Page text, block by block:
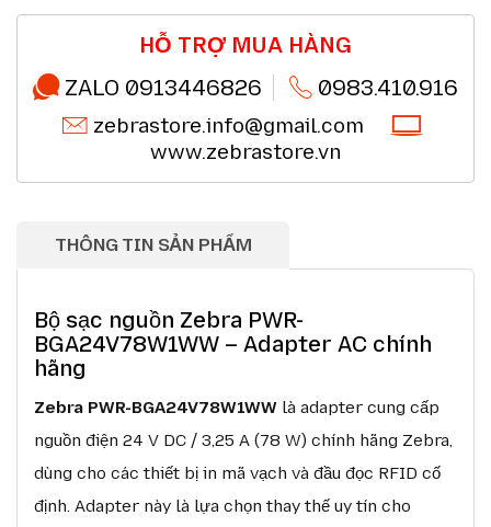
Đổi mới sản phẩm trong 7 ngày đầu (*) Chi tiết
Mua online - giao hàng nhanh chóng (*) Chi tiết
Chất lượng sản phẩm chính hãng CO,CQ (*)
Thanh toán chuyển khoản QRcode (*)
HỖ TRỢ MUA HÀNG
ZALO 0913446826
0983.410.916
zebrastore.info@gmail.com
www.zebrastore.vn
THÔNG TIN SẢN PHẨM
Bộ sạc nguồn Zebra PWR-
BGA24V78W1WW – Adapter AC chính
hãng
Zebra PWR-BGA24V78W1WW là adapter cung cấp
nguồn điện 24 V DC / 3,25 A (78 W) chính hãng Zebra,
dùng cho các thiết bị in mã vạch và đầu đọc RFID cố
định. Adapter này là lựa chọn thay thế uy tín cho